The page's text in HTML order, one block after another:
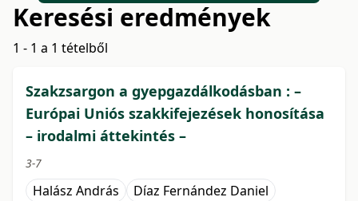
Keresési eredmények
1 - 1 a 1 tételből
Szakzsargon a gyepgazdálkodásban : –
Európai Uniós szakkifejezések honosítása
– irodalmi áttekintés –
3-7
Halász András
Díaz Fernández Daniel